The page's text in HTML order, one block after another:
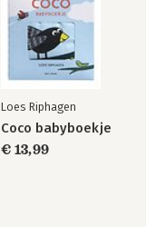
Loes Riphagen
Coco babyboekje
€ 13,99